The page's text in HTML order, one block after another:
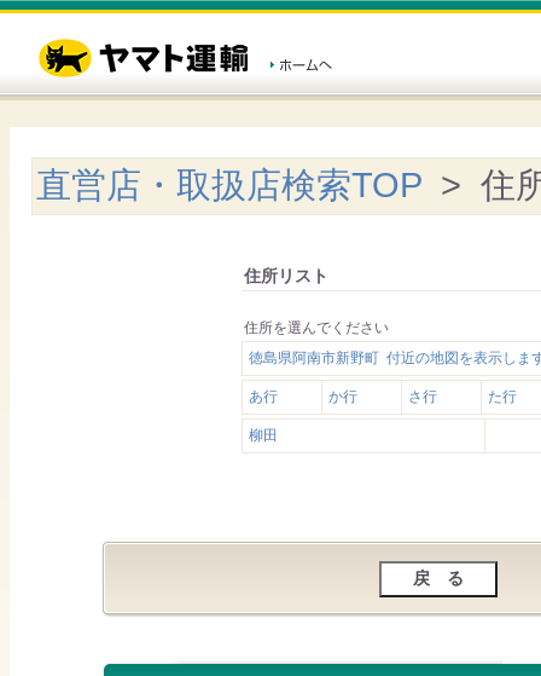
直営店・取扱店検索TOP > 住
住所リスト
住所を選んでください
徳島県阿南市新野町 付近の地図を表示しま
あ行 か行 さ行 た行
柳田